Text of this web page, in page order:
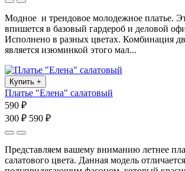
Модное и трендовое молодежное платье.
впишется в базовый гардероб и деловой
Исполнено в разных цветах. Комбинация
является изюминкой этого мал...
Купить +
Платье "Елена" салатовый
590 ₽
300 ₽ 590 ₽
Представляем вашему вниманию летнее
салатового цвета. Данная модель